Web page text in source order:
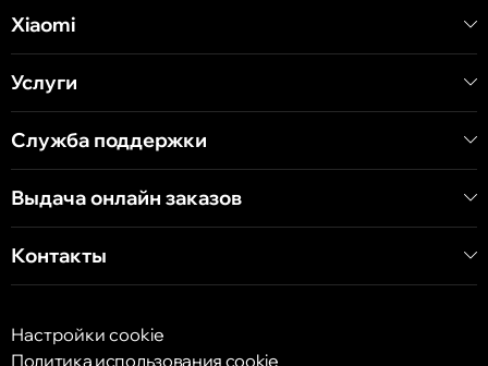
Кишинёв
ул. Арборилор 21, CC «Shopping MallDova»
Xiaomi
Услуги
Служба поддержки
Выдача онлайн заказов
Контакты
Настройки cookie
Политика использования cookie